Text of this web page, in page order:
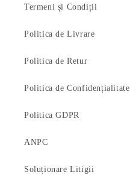
Termeni și Condiții
Politica de Livrare
Politica de Retur
Politica de Confidențialitate
Politica GDPR
ANPC
Soluționare Litigii